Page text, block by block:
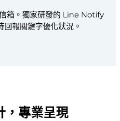
箱。獨家研發的 Line Notify
回報關鍵字優化狀況。
，專業呈現